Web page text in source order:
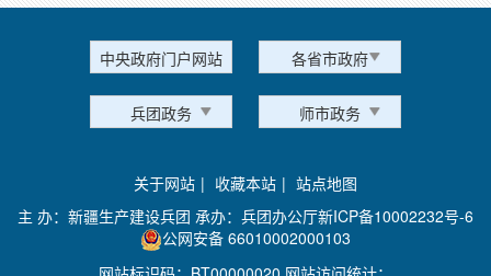
中央政府门户网站 各省市政府
兵团政务 师市政务
关于网站 | 收藏本站 | 站点地图
主 办：新疆生产建设兵团 承办：兵团办公厅新ICP备10002232号-6
公网安备 66010002000103